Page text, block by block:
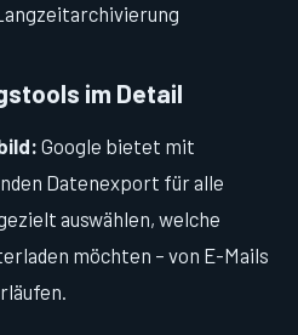
im Detail
Google bietet mit
Datenexport für alle
auswählen, welche
möchten – von E-Mails